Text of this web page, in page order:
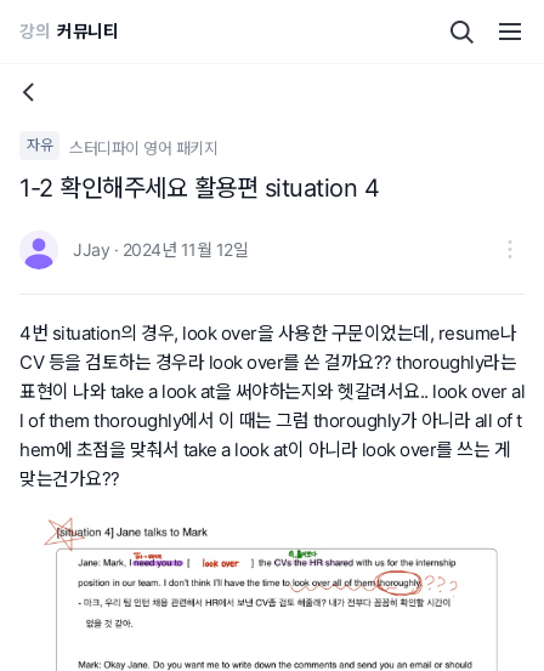
강의 커뮤니티
자유 스터디파이 영어 패키지
1-2 확인해주세요 활용편 situation 4
JJay · 2024년 11월 12일
4번 situation의 경우, look over을 사용한 구문이었는데, resume나
CV 등을 검토하는 경우라 look over를 쓴 걸까요?? thoroughly라는
표현이 나와 take a look at을 써야하는지와 헷갈려서요.. look over al
l of them thoroughly에서 이 때는 그럼 thoroughly가 아니라 all of t
hem에 초점을 맞춰서 take a look at이 아니라 look over를 쓰는 게
맞는건가요??